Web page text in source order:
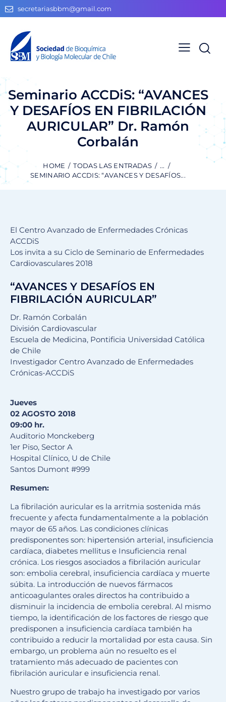
secretariasbbm@gmail.com
Seminario ACCDiS: “AVANCES
Y DESAFÍOS EN FIBRILACIÓN
AURICULAR” Dr. Ramón
Corbalán
HOME TODAS LAS ENTRADAS
...
SEMINARIO ACCDIS: “AVANCES Y DESAFÍOS...
El Centro Avanzado de Enfermedades Crónicas
ACCDiS
Los invita a su Ciclo de Seminario de Enfermedades
Cardiovasculares 2018
“AVANCES Y DESAFÍOS EN
FIBRILACIÓN AURICULAR”
Dr. Ramón Corbalán
División Cardiovascular
Escuela de Medicina, Pontificia Universidad Católica
de Chile
Investigador Centro Avanzado de Enfermedades
Crónicas-ACCDiS
Jueves
02 AGOSTO 2018
09:00 hr.
Auditorio Monckeberg
1er Piso, Sector A
Hospital Clínico, U de Chile
Santos Dumont #999
Resumen:
La fibrilación auricular es la arritmia sostenida más
frecuente y afecta fundamentalmente a la población
mayor de 65 años. Las condiciones clínicas
predisponentes son: hipertensión arterial, insuficiencia
cardíaca, diabetes mellitus e Insuficiencia renal
crónica. Los riesgos asociados a fibrilación auricular
son: embolia cerebral, insuficiencia cardíaca y muerte
súbita. La introducción de nuevos fármacos
anticoagulantes orales directos ha contribuido a
disminuir la incidencia de embolia cerebral. Al mismo
tiempo, la identificación de los factores de riesgo que
predisponen a insuficiencia cardíaca también ha
contribuido a reducir la mortalidad por esta causa. Sin
embargo, un problema aún no resuelto es el
tratamiento más adecuado de pacientes con
fibrilación auricular e insuficiencia renal.
Nuestro grupo de trabajo ha investigado por varios